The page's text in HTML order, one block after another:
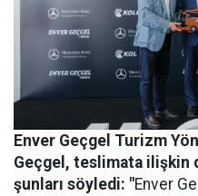
Enver Geçgel Turizm
Geçgel , teslimata ilişkin
şunları söyledi: "Enver